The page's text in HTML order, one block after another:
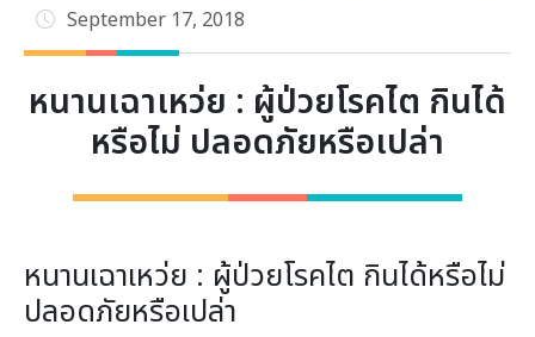
September 17, 2018
หนานเฉาเหว่ย : ผู้ป่วยโรคไต กินได้
หรือไม่ ปลอดภัยหรือเปล่า
หนานเฉาเหว่ย : ผู้ป่วยโรคไต กินได้หรือไม่
ปลอดภัยหรือเปล่า